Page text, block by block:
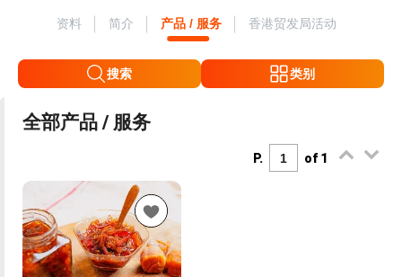
资料 简介 产品 / 服务 香港贸发局活动
搜索 类别
全部产品 / 服务
P. of 1